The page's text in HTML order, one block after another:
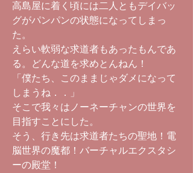
高島屋に着く頃には二人ともデイバッ
グがパンパンの状態になってしまっ
た。
えらい軟弱な求道者もあったもんであ
る。どんな道を求めとんねん！
「僕たち、このままじゃダメになって
しまうね．．」
そこで我々はノーネーチャンの世界を
目指すことにした。
そう、行き先は求道者たちの聖地！電
脳世界の魔都！バーチャルエクスタシ
ーの殿堂！